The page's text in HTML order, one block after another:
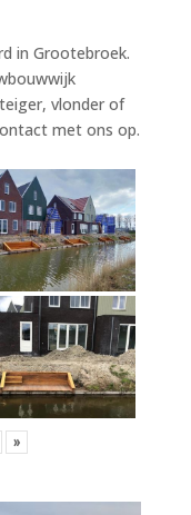
in Grootebroek.
vlonder of
met ons op.
»